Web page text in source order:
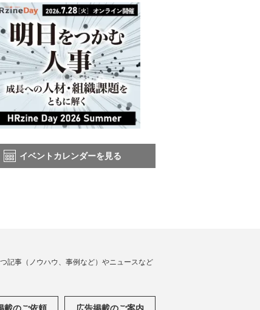
イベントカレンダーを見る
記事（ノウハウ、事例など）やニュースなど